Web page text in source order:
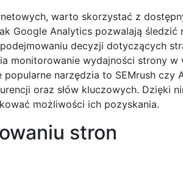
warto skorzystać z
Google Analytics pozwalają śledzić
decyzji dotyczących
monitorowanie wydajności strony w
narzędzia to SEMrush czy
oraz słów kluczowych. Dzięki
możliwości ich pozyskania.
stron